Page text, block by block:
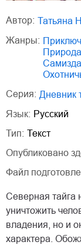
Автор:
Жанры:
Серия:
Язык: Русский
Тип: Текст
Опубликовано
Файл
Северная тайга
уничтожить
владения, но и
характера.